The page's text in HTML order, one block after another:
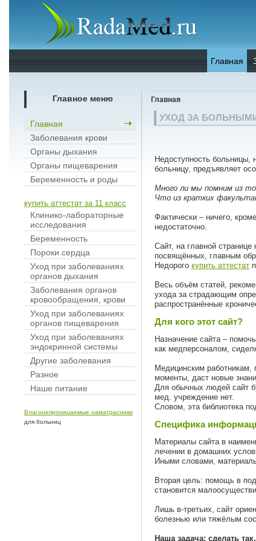
Главная
Главное меню
Главная
Заболевания крови
Органы дыхания
Органы пищеварения
Беременность и роды
купить аттестат за 11 класс
Клинико-лабораторные
исследования
Беременность
Пороки сердца
Уход при заболеваниях
органов дыхания
Заболевания органов
кровообращения, крови
Уход при заболеваниях
органов пищеварения
Уход при заболеваниях
эндокринной системы
Другие заболевания
Разное
Наше питание
Влагонепроницаемые наматрасники
для больниц
Главная
УХОД ЗА
Недоступность больницы,
больницу, предъявляет
Много ли мы помним из
Что из кратких
Фактически – ничего,
недостаточно.
Сайт, на главной
посвящённых, главным
Недорого купить аттестат
Весь объём статей,
ухода за страдающим
распространённые
Для кого этот сайт?
Назначение сайта –
как медперсоналом,
Медицинским работникам,
моменты, даст новые
Для обычных людей сайт
мед. учреждение нет.
Словом, эта библиотека
Специфика
Материалы сайта в
лечении в домашних
Иными словами,
Вторая цель: помощь в
становится
Лишь в-третьих, сайт
болезнью или тяжёлым
Наша задача: сделать